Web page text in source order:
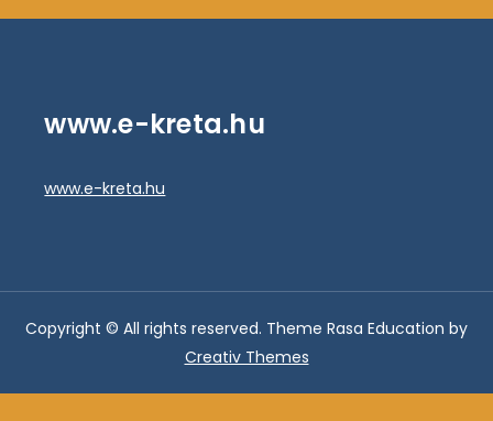
www.e-kreta.hu
www.e-kreta.hu
Copyright © All rights reserved. Theme Rasa Education by
Creativ Themes